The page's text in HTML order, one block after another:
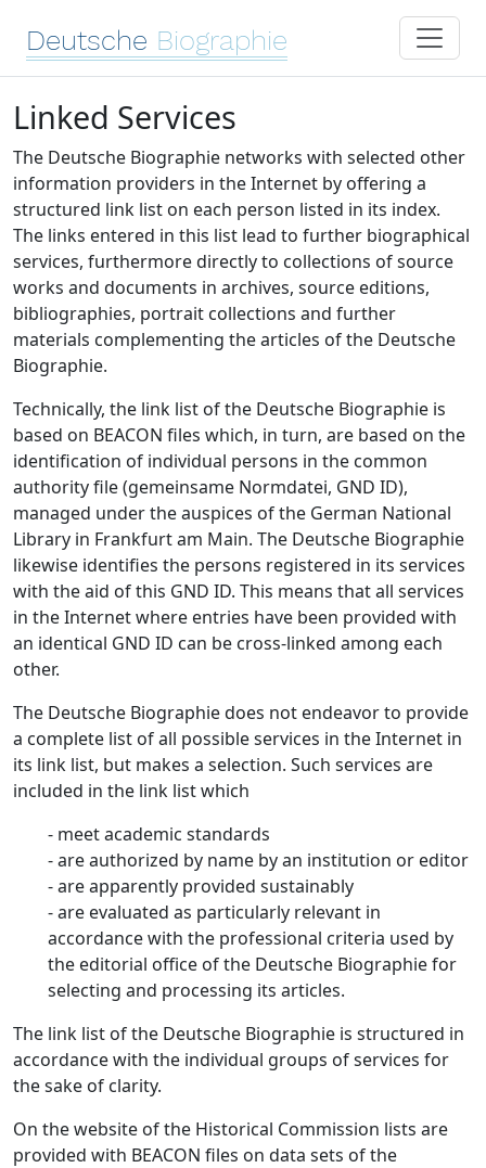
Deutsche Biographie
Linked Services
The Deutsche Biographie networks with selected other
information providers in the Internet by offering a
structured link list on each person listed in its index.
The links entered in this list lead to further biographical
services, furthermore directly to collections of source
works and documents in archives, source editions,
bibliographies, portrait collections and further
materials complementing the articles of the Deutsche
Biographie.
Technically, the link list of the Deutsche Biographie is
based on BEACON files which, in turn, are based on the
identification of individual persons in the common
authority file (gemeinsame Normdatei, GND ID),
managed under the auspices of the German National
Library in Frankfurt am Main. The Deutsche Biographie
likewise identifies the persons registered in its services
with the aid of this GND ID. This means that all services
in the Internet where entries have been provided with
an identical GND ID can be cross-linked among each
other.
The Deutsche Biographie does not endeavor to provide
a complete list of all possible services in the Internet in
its link list, but makes a selection. Such services are
included in the link list which
- meet academic standards
- are authorized by name by an institution or editor
- are apparently provided sustainably
- are evaluated as particularly relevant in
accordance with the professional criteria used by
the editorial office of the Deutsche Biographie for
selecting and processing its articles.
The link list of the Deutsche Biographie is structured in
accordance with the individual groups of services for
the sake of clarity.
On the website of the Historical Commission lists are
provided with BEACON files on data sets of the